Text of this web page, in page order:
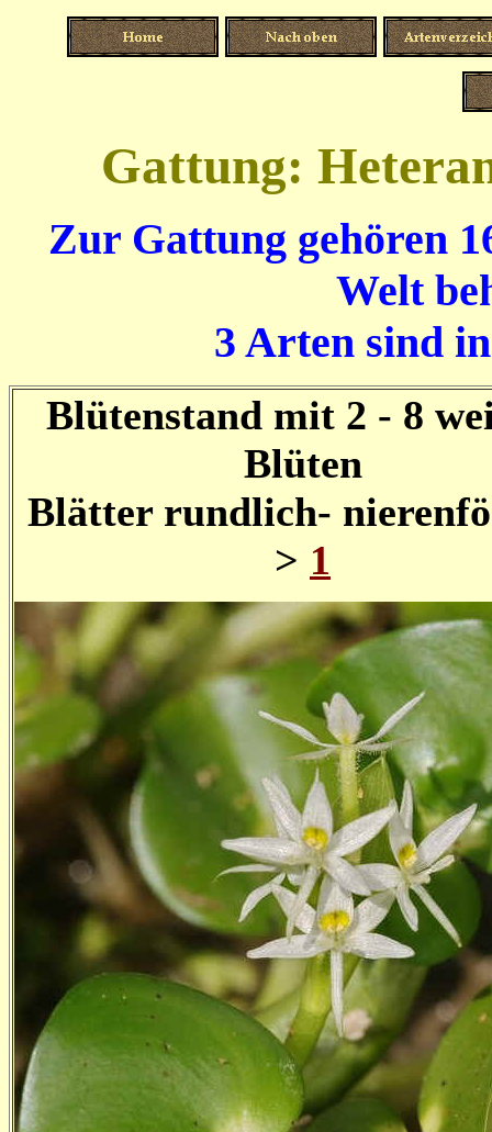
Gattung:
Zur Gattung gehören
Welt
3 Arten sind
Blütenstand mit 2 - 8
Blüten
Blätter rundlich-
> 1